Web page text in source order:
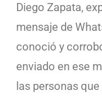
Diego Zapata,
mensaje de
conoció y
enviado en ese
las personas